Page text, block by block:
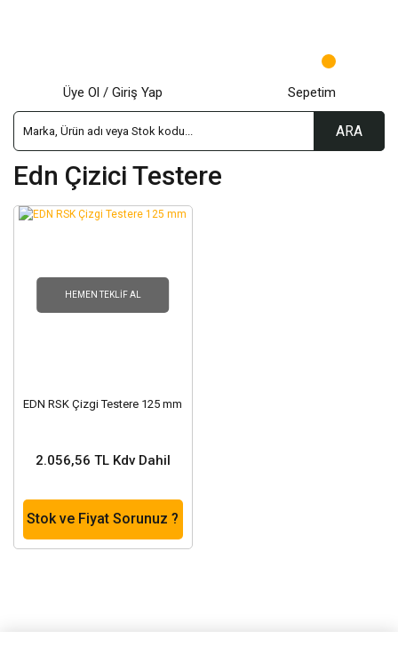
ARA
Üye Ol / Giriş Yap Sepetim
Edn Çizici Testere
HEMEN TEKLIF AL
EDN RSK Çizgi Testere 125 mm
2.056,56 TL Kdv Dahil
Stok ve Fiyat Sorunuz ?